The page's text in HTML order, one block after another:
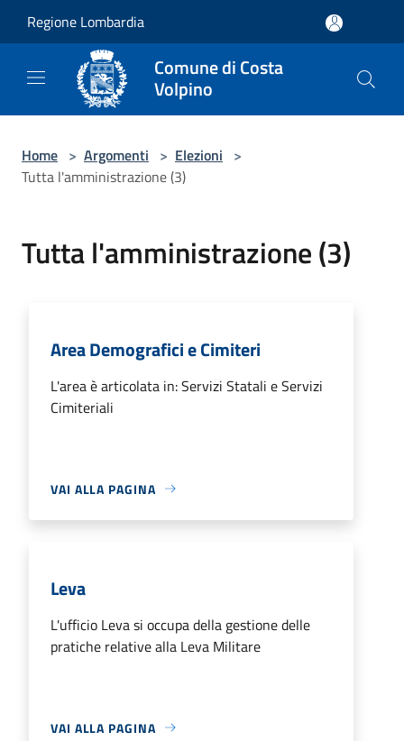
Regione Lombardia
Comune di Costa
Volpino
Home > Argomenti > Elezioni >
Tutta l'amministrazione (3)
Tutta l'amministrazione (3)
Area Demografici e Cimiteri
L'area è articolata in: Servizi Statali e Servizi
Cimiteriali
VAI ALLA PAGINA
Leva
L'ufficio Leva si occupa della gestione delle
pratiche relative alla Leva Militare
VAI ALLA PAGINA